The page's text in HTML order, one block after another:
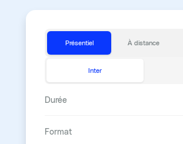
Présentiel À distance
Inter
Durée
Format